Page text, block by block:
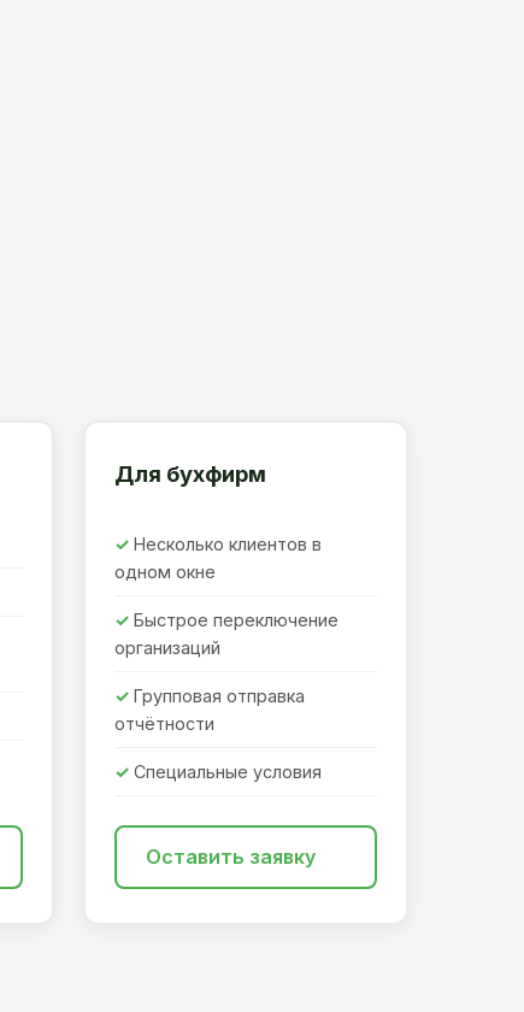
Для бухфирм
Несколько клиентов в
одном окне
Быстрое переключение
организаций
Групповая отправка
отчётности
Специальные условия
Оставить заявку